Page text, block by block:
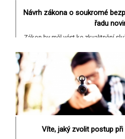
Návrh zákona o soukromé
řadu
Zákon by měl vést ke zkvalitnění
Přečíst celý
Víte, jaký zvolit postup